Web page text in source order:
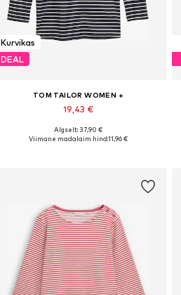
Kurvikas
DEAL
TOM TAILOR WOMEN +
19,43 €
Saadaolevad suurused: XXXL, 5XL
Algselt: 37,90 €
Viimane madalaim hind:11,96 €